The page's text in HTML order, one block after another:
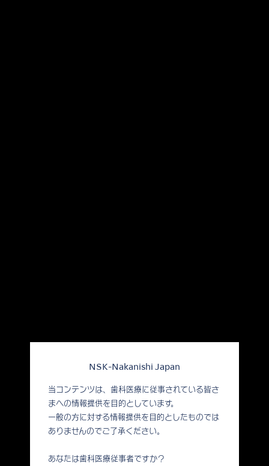
NSK-Nakanishi Japan
当コンテンツは、歯科医療に従事されている皆さ
まへの情報提供を目的としています。
一般の方に対する情報提供を目的としたものでは
ありませんのでご了承ください。
あなたは歯科医療従事者ですか？